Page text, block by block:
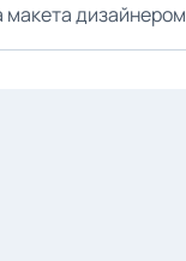
макета дизайнером